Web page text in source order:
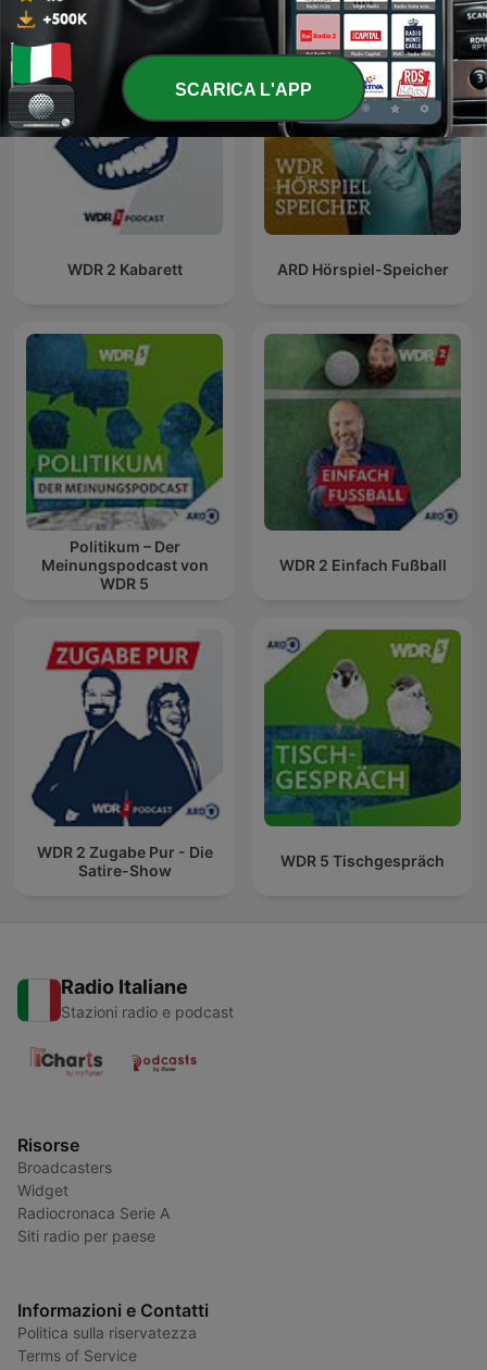
WDR 2 Kabarett ARD Hörspiel-Speicher
Politikum – Der
Meinungspodcast von
WDR 5
WDR 2 Einfach Fußball
WDR 2 Zugabe Pur - Die
Satire-Show
WDR 5 Tischgespräch
Radio Italiane
Stazioni radio e podcast
Risorse
Broadcasters
Widget
Radiocronaca Serie A
Siti radio per paese
Informazioni e Contatti
Politica sulla riservatezza
Terms of Service
SCARICA L'APP